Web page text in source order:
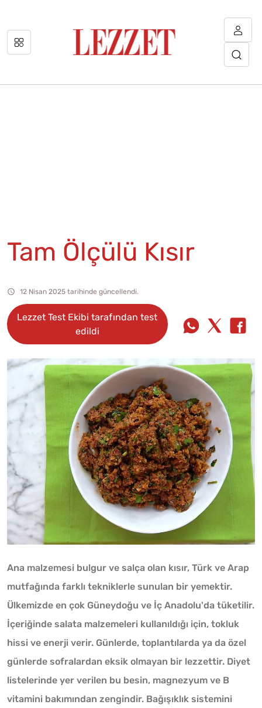
Tam Ölçülü Kısır
12 Nisan 2025 tarihinde güncellendi.
Lezzet Test Ekibi tarafından test
edildi
Ana malzemesi bulgur ve salça olan kısır, Türk ve Arap
mutfağında farklı tekniklerle sunulan bir yemektir.
Ülkemizde en çok Güneydoğu ve İç Anadolu'da tüketilir.
İçeriğinde salata malzemeleri kullanıldığı için, tokluk
hissi ve enerji verir. Günlerde, toplantılarda ya da özel
günlerde sofralardan eksik olmayan bir lezzettir. Diyet
listelerinde yer verilen bu besin, magnezyum ve B
vitamini bakımından zengindir. Bağışıklık sistemini